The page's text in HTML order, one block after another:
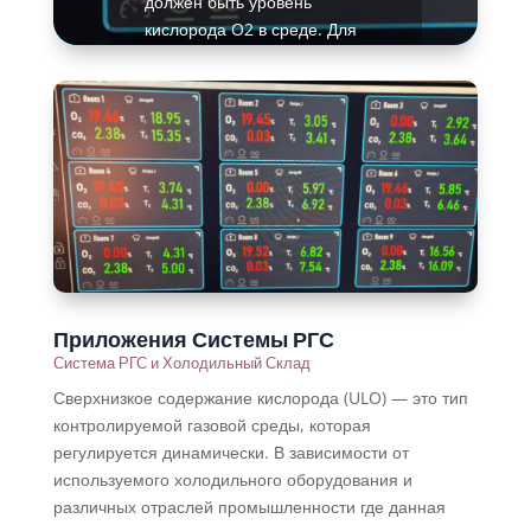
кислорода O2 в среде. Для
этого также необходима
хорошая герметизация
помещения.
Подробнее
Приложения Системы РГС
Система РГС и Холодильный Склад
Сверхнизкое содержание кислорода (ULO) — это тип
контролируемой газовой среды, которая
регулируется динамически. В зависимости от
используемого холодильного оборудования и
различных отраслей промышленности где данная